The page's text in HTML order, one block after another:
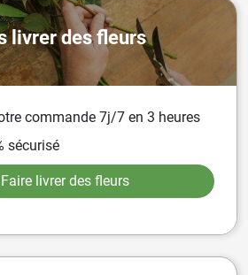
livrer des fleurs
commande 7j/7 en 3 heures
sécurisé
Faire livrer des fleurs